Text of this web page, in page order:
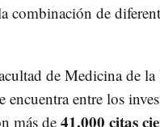
combinación de
de Medicina de
encuentra entre los
más de 41.000 citas